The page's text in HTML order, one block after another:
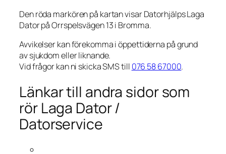
Den röda markören på kartan visar Datorhjälps Laga
Dator på Orrspelsvägen 13 i Bromma.
Avvikelser kan förekomma i öppettiderna på grund
av sjukdom eller liknande.
Vid frågor kan ni skicka SMS till 076 58 67000.
Länkar till andra sidor som
rör Laga Dator /
Datorservice